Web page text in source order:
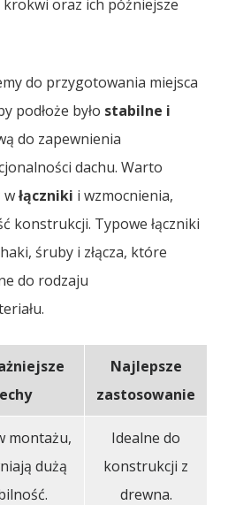
krokwi oraz ich późniejsze
do przygotowania miejsca
podłoże było stabilne i
do zapewnienia
dachu. Warto
włączniki i wzmocnienia,
konstrukcji. Typowe łączniki
śruby i złącza, które
do rodzaju
Najlepsze
zastosowanie
montażu,
dużą
Idealne do
konstrukcji z
drewna.